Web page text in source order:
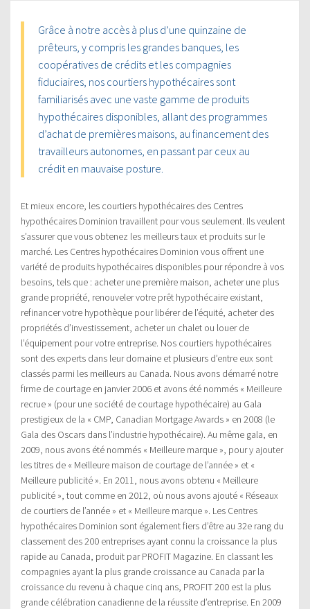
Grâce à notre accès à plus d’une quinzaine de
prêteurs, y compris les grandes banques, les
coopératives de crédits et les compagnies
fiduciaires, nos courtiers hypothécaires sont
familiarisés avec une vaste gamme de produits
hypothécaires disponibles, allant des programmes
d’achat de premières maisons, au financement des
travailleurs autonomes, en passant par ceux au
crédit en mauvaise posture.
Et mieux encore, les courtiers hypothécaires des Centres
hypothécaires Dominion travaillent pour vous seulement. Ils veulent
s’assurer que vous obtenez les meilleurs taux et produits sur le
marché. Les Centres hypothécaires Dominion vous offrent une
variété de produits hypothécaires disponibles pour répondre à vos
besoins, tels que : acheter une première maison, acheter une plus
grande propriété, renouveler votre prêt hypothécaire existant,
refinancer votre hypothèque pour libérer de l’équité, acheter des
propriétés d’investissement, acheter un chalet ou louer de
l’équipement pour votre entreprise. Nos courtiers hypothécaires
sont des experts dans leur domaine et plusieurs d’entre eux sont
classés parmi les meilleurs au Canada. Nous avons démarré notre
firme de courtage en janvier 2006 et avons été nommés « Meilleure
recrue » (pour une société de courtage hypothécaire) au Gala
prestigieux de la « CMP, Canadian Mortgage Awards » en 2008 (le
Gala des Oscars dans l’industrie hypothécaire). Au même gala, en
2009, nous avons été nommés « Meilleure marque », pour y ajouter
les titres de « Meilleure maison de courtage de l’année » et «
Meilleure publicité ». En 2011, nous avons obtenu « Meilleure
publicité », tout comme en 2012, où nous avons ajouté « Réseaux
de courtiers de l’année » et « Meilleure marque ». Les Centres
hypothécaires Dominion sont également fiers d’être au 32e rang du
classement des 200 entreprises ayant connu la croissance la plus
rapide au Canada, produit par PROFIT Magazine. En classant les
compagnies ayant la plus grande croissance au Canada par la
croissance du revenu à chaque cinq ans, PROFIT 200 est la plus
grande célébration canadienne de la réussite d’entreprise. En 2009